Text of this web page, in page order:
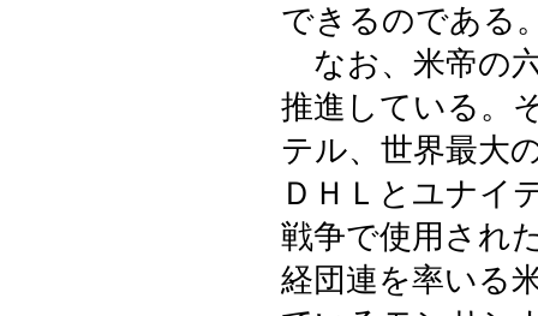
できるのである
なお、米帝の
推進している。
テル、世界最大
ＤＨＬとユナイ
戦争で使用され
経団連を率いる